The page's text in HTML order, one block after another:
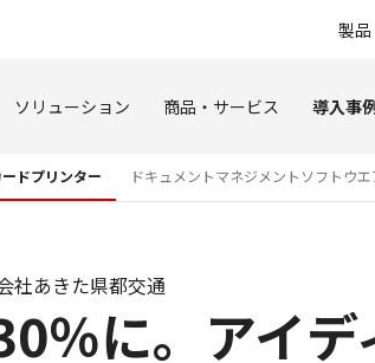
製
ソリューション 商品・サービス 導入事
ードプリンター ドキュメントマネジメントソフトウエ
％に。アイ
社あきた県都交通